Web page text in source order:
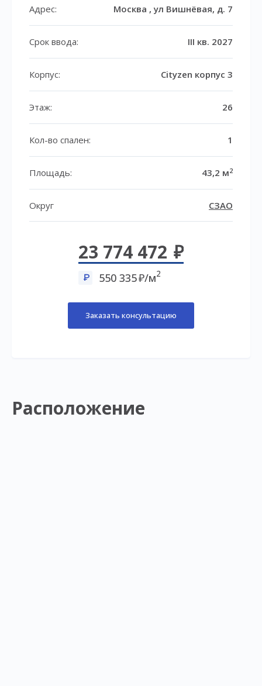
Адрес: Москва , ул Вишнёвая, д. 7
Срок ввода: III кв. 2027
Корпус: Cityzen корпус 3
Этаж: 26
Кол-во спален: 1
Площадь: 43,2 м2
Округ СЗАО
23 774 472
550 335 /м2
Заказать консультацию
Расположение